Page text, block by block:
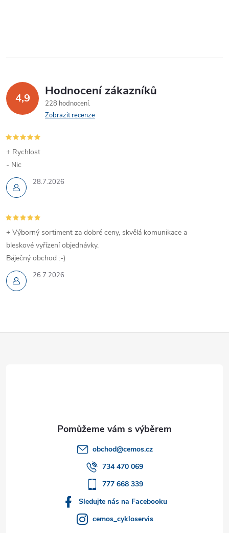
4,9 Hodnocení zákazníků
228 hodnocení
Zobrazit recenze
28.7.2026
+ Rychlost
- Nic
26.7.2026
+ Výborný sortiment za dobré ceny, skvělá komunikace a
bleskové vyřízení objednávky.
Báječný obchod :-)
obchod@cemos.cz
734 470 069
777 668 339
Sledujte nás na Facebooku
cemos_cykloservis